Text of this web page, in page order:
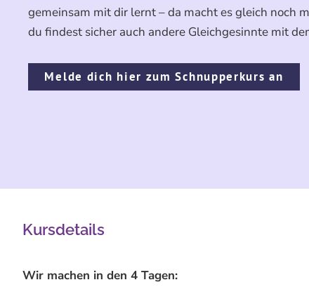
gemeinsam mit dir lernt – da macht es gleich noch
du findest sicher auch andere Gleichgesinnte mit
Melde dich hier zum Schnupperkurs an
Kursdetails
Wir machen in den 4 Tagen: